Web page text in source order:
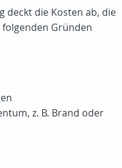
deckt die Kosten ab, die
folgenden Gründen
z. B. Brand oder